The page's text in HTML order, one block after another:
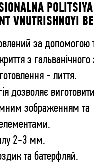
VNUTRISHNOYI
за допомогою
з гальванічного
- лиття.
дозволяє
зображенням та
2-3 мм.
та батерфляй.